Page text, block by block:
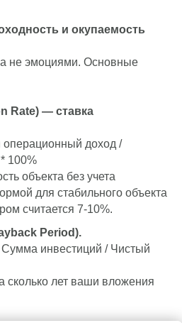
всю прибыль.
и окупаемость
не эмоциями. Основные
Rate) — ставка
доход /